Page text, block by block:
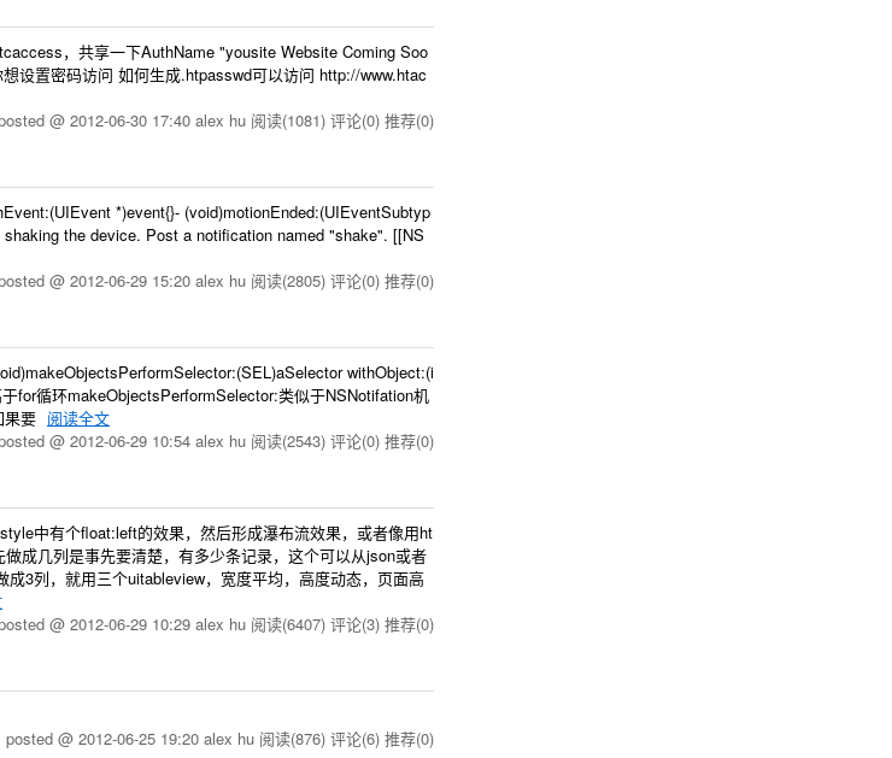
，共享一下AuthName "yousite Website Coming Soo
设置密码访问 如何生成.htpasswd可以访问 http://www.htac
@ 2012-06-30 17:40 alex hu 阅读(1081) 评论(0) 推荐(0)
*)event{}- (void)motionEnded:(UIEventSubtyp
the device. Post a notification named "shake". [[NS
@ 2012-06-29 15:20 alex hu 阅读(2805) 评论(0) 推荐(0)
withObject:(i
for循环makeObjectsPerformSelector:类似于NSNotifation机
果要 阅读全文
@ 2012-06-29 10:54 alex hu 阅读(2543) 评论(0) 推荐(0)
中有个float:left的效果，然后形成瀑布流效果，或者像用ht
成几列是事先要清楚，有多少条记录，这个可以从json或者
3列，就用三个uitableview，宽度平均，高度动态，页面高
@ 2012-06-29 10:29 alex hu 阅读(6407) 评论(3) 推荐(0)
posted @ 2012-06-25 19:20 alex hu 阅读(876) 评论(6) 推荐(0)